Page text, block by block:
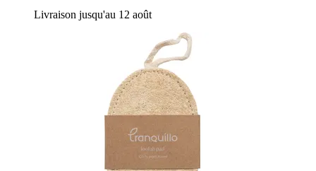
Livraison jusqu'au 12 août